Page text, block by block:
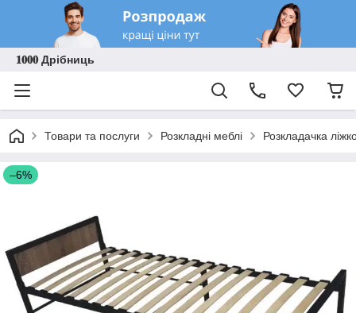
𝟏𝟎𝟎𝟎 Дрібниць
Товари та послуги Розкладні меблі Розкладачка
–6%